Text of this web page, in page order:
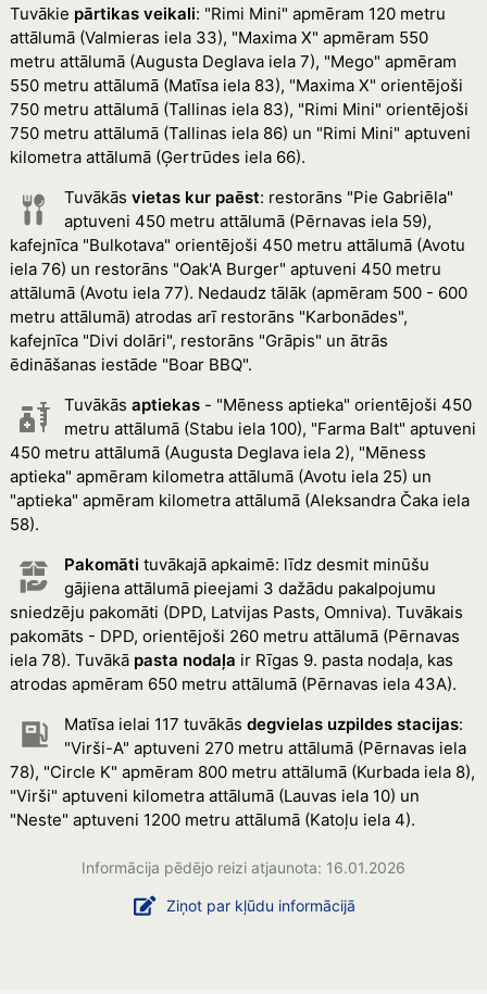
Tuvākie pārtikas veikali: "Rimi Mini" apmēram 120 metru
attālumā (Valmieras iela 33), "Maxima X" apmēram 550
metru attālumā (Augusta Deglava iela 7), "Mego" apmēram
550 metru attālumā (Matīsa iela 83), "Maxima X" orientējoši
750 metru attālumā (Tallinas iela 83), "Rimi Mini" orientējoši
750 metru attālumā (Tallinas iela 86) un "Rimi Mini" aptuveni
kilometra attālumā (Ģertrūdes iela 66).
Tuvākās vietas kur paēst: restorāns "Pie Gabriēla"
aptuveni 450 metru attālumā (Pērnavas iela 59),
kafejnīca "Bulkotava" orientējoši 450 metru attālumā (Avotu
iela 76) un restorāns "Oak'A Burger" aptuveni 450 metru
attālumā (Avotu iela 77). Nedaudz tālāk (apmēram 500 - 600
metru attālumā) atrodas arī restorāns "Karbonādes",
kafejnīca "Divi dolāri", restorāns "Grāpis" un ātrās
ēdināšanas iestāde "Boar BBQ".
Tuvākās aptiekas- "Mēness aptieka" orientējoši 450
metru attālumā (Stabu iela 100), "Farma Balt" aptuveni
450 metru attālumā (Augusta Deglava iela 2), "Mēness
aptieka" apmēram kilometra attālumā (Avotu iela 25) un
"aptieka" apmēram kilometra attālumā (Aleksandra Čaka iela
58).
Pakomāti tuvākajā apkaimē: līdz desmit minūšu
gājiena attālumā pieejami 3 dažādu pakalpojumu
sniedzēju pakomāti (DPD, Latvijas Pasts, Omniva). Tuvākais
pakomāts - DPD, orientējoši 260 metru attālumā (Pērnavas
iela 78). Tuvākā pasta nodaļa ir Rīgas 9. pasta nodaļa, kas
atrodas apmēram 650 metru attālumā (Pērnavas iela 43A).
Matīsa ielai 117 tuvākās degvielas uzpildes stacijas:
"Virši-A" aptuveni 270 metru attālumā (Pērnavas iela
78), "Circle K" apmēram 800 metru attālumā (Kurbada iela 8),
"Virši" aptuveni kilometra attālumā (Lauvas iela 10) un
"Neste" aptuveni 1200 metru attālumā (Katoļu iela 4).
Informācija pēdējo reizi atjaunota: 16.01.2026
Ziņot par kļūdu informācijā